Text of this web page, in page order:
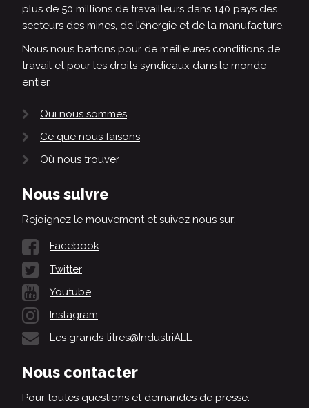
plus de 50 millions de travailleurs dans 140 pays des
secteurs des mines, de l’énergie et de la manufacture.
Nous nous battons pour de meilleures conditions de
travail et pour les droits syndicaux dans le monde
entier.
Qui nous sommes
Ce que nous faisons
Où nous trouver
Nous suivre
Rejoignez le mouvement et suivez nous sur:
Facebook
Twitter
Youtube
Instagram
Les grands titres@IndustriALL
Nous contacter
Pour toutes questions et demandes de presse: